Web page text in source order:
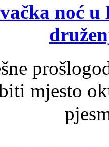
noć
mjesto